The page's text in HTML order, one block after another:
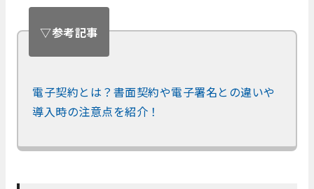
▽参考記事
電子契約とは？書面契約や電子署名との違いや
導入時の注意点を紹介！